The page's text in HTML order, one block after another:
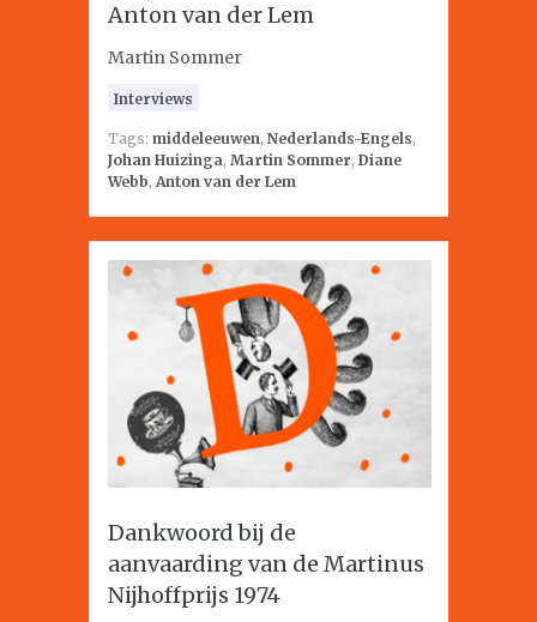
Anton van der Lem
Martin Sommer
Interviews
Tags: middeleeuwen, Nederlands-Engels,
Johan Huizinga, Martin Sommer, Diane
Webb, Anton van der Lem
Dankwoord bij de
aanvaarding van de Martinus
Nijhoffprijs 1974